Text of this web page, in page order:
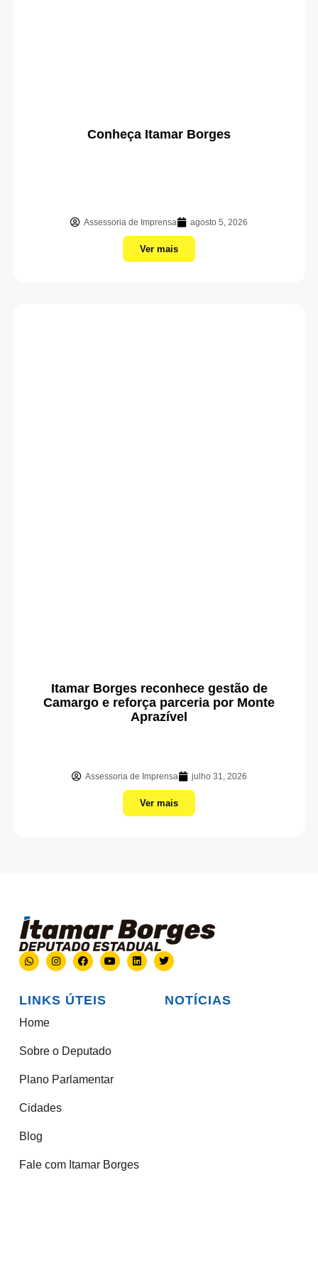
Conheça Itamar Borges
Assessoria de Imprensa agosto 5, 2026
Ver mais
Itamar Borges reconhece gestão de
Camargo e reforça parceria por Monte
Aprazível
Assessoria de Imprensa julho 31, 2026
Ver mais
LINKS ÚTEIS
Home
Sobre o Deputado
Plano Parlamentar
Cidades
Blog
Fale com Itamar Borges
NOTÍCIAS